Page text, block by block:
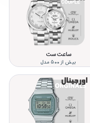
ساعت ست
بیش از 500 مدل